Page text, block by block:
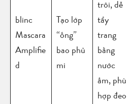
blinc
Mascara
Amplifie
d
Tạo lớp
“ống”
bao phủ
mi
trôi, dễ
tẩy
trang
bằng
nước
ấm, phù
hợp đeo